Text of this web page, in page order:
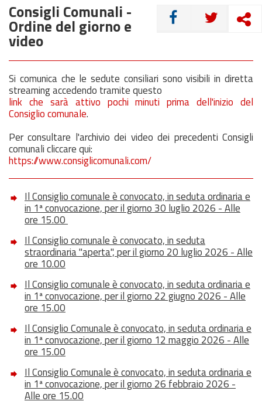
CONDIVIDI
Consigli Comunali -
Ordine del giorno e
video
Si comunica che le sedute consiliari sono visibili in diretta
streaming accedendo tramite questo
link che sarà attivo pochi minuti prima dell'inizio del
Consiglio comunale.
Per consultare l'archivio dei video dei precedenti Consigli
comunali cliccare qui:
https://www.consiglicomunali.com/
Il Consiglio comunale è convocato, in seduta ordinaria e
in 1ª convocazione, per il giorno 30 luglio 2026 - Alle
ore 15.00
Il Consiglio comunale è convocato, in seduta
straordinaria "aperta", per il giorno 20 luglio 2026 - Alle
ore 10.00
Il Consiglio comunale è convocato, in seduta ordinaria e
in 1ª convocazione, per il giorno 22 giugno 2026 - Alle
ore 15.00
Il Consiglio Comunale è convocato, in seduta ordinaria e
in 1ª convocazione, per il giorno 12 maggio 2026 - Alle
ore 15.00
Il Consiglio Comunale è convocato, in seduta ordinaria e
in 1ª convocazione, per il giorno 26 febbraio 2026 -
Alle ore 15.00